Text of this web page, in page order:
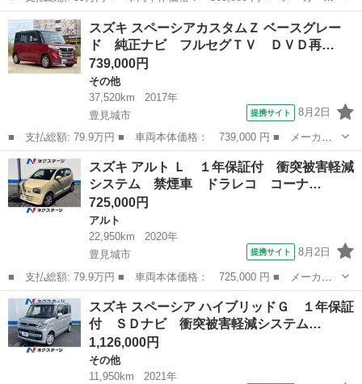
名： スズキ ■ 車種名： キャリイトラック ■ グレード名： Ｋ
Ｃエアコン・パワステ ５速ＭＴ ２ＷＤ 後輪駆動 エアコン パ
ワーステアリング...
沖縄 豊見城市 キャリイ
スズキ スペーシアカスタムＺ ベースグレー
ド 純正ナビ フルセグＴＶ ＤＶＤ再…
739,000円
その他
37,520km
2017年
豊見城市
提携サイト 8月2日
■ 支払総額: 79.9万円 ■ 車両本体価格： 739,000 円 ■ メーカー
名： スズキ ■ 車種名： スペーシアカスタムＺ ■ グレード
名： ベースグレード 純正ナビ フルセグＴＶ ＤＶＤ再生 Ｂｌ
ｕｅｔｏｏｔｈ ...
沖縄 豊見城市 その他
スズキ アルト Ｌ １年保証付 衝突被害軽減
システム 禁煙車 ドラレコ コーナ…
725,000円
アルト
22,950km
2020年
豊見城市
提携サイト 8月2日
■ 支払総額: 79.9万円 ■ 車両本体価格： 725,000 円 ■ メーカー
名： スズキ ■ 車種名： アルト ■ グレード名： Ｌ １年保証
付 衝突被害軽減システム 禁煙車 ドラレコ コーナーセンサー
車線逸脱警報...
沖縄 豊見城市 アルト
スズキ スペーシア ハイブリッドＧ １年保証
付 ＳＤナビ 衝突被害軽減システム…
1,126,000円
その他
11,950km
2021年